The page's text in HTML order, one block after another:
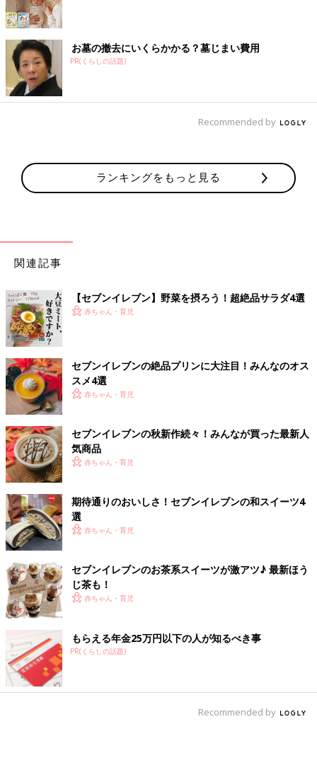
お墓の撤去にいくらかかる？墓じまい費用
PR(くらしの話題)
Recommended by
ランキングをもっと見る
関連記事
【セブンイレブン】野菜を摂ろう！超絶品サラダ4選
赤ちゃん・育児
セブンイレブンの絶品プリンに大注目！みんなのオス
スメ4選
赤ちゃん・育児
セブンイレブンの秋新作続々！みんなが買った最新人
気商品
赤ちゃん・育児
期待通りのおいしさ！セブンイレブンの和スイーツ4
選
赤ちゃん・育児
セブンイレブンのお茶系スイーツが激アツ♪ 最新ほう
じ茶も！
赤ちゃん・育児
もらえる年金25万円以下の人が知るべき事
PR(くらしの話題)
Recommended by